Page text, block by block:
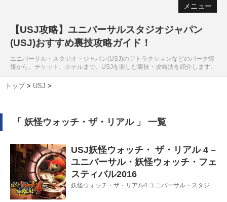
メニュー
【USJ攻略】ユニバーサルスタジオジャパン
(USJ)おすすめ裏技攻略ガイド！
ユニバーサル・スタジオ・ジャパン(USJ)のアトラクションなどのパーク情
報から、チケット、ホテルまで、USJを楽しむ裏技・攻略法を紹介します。
トップ > USJ >
「 妖怪ウォッチ・ザ・リアル 」 一覧
USJ妖怪ウォッチ・ ザ・リアル 4 –
ユニバーサル・妖怪ウォッチ・フェ
スティバル2016
妖怪ウォッチ・ザ・リアル4 ユニバーサル・スタジ